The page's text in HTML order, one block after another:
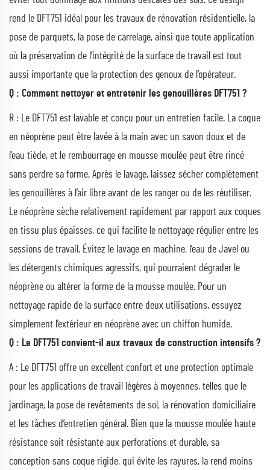
rend le DFT751 idéal pour les travaux de rénovation résidentielle, la
pose de parquets, la pose de carrelage, ainsi que toute application
où la préservation de l’intégrité de la surface de travail est tout
aussi importante que la protection des genoux de l’opérateur.
Q : Comment nettoyer et entretenir les genouillères DFT751 ?
R : Le DFT751 est lavable et conçu pour un entretien facile. La coque
en néoprène peut être lavée à la main avec un savon doux et de
l’eau tiède, et le rembourrage en mousse moulée peut être rincé
sans perdre sa forme. Après le lavage, laissez sécher complètement
les genouillères à l’air libre avant de les ranger ou de les réutiliser.
Le néoprène sèche relativement rapidement par rapport aux coques
en tissu plus épaisses, ce qui facilite le nettoyage régulier entre les
sessions de travail. Évitez le lavage en machine, l’eau de Javel ou
les détergents chimiques agressifs, qui pourraient dégrader le
néoprène ou altérer la forme de la mousse moulée. Pour un
nettoyage rapide de la surface entre deux utilisations, essuyez
simplement l’extérieur en néoprène avec un chiffon humide.
Q : Le DFT751 convient-il aux travaux de construction intensifs ?
A : Le DFT751 offre un excellent confort et une protection optimale
pour les applications de travail légères à moyennes, telles que le
jardinage, la pose de revêtements de sol, la rénovation domiciliaire
et les tâches d’entretien général. Bien que la mousse moulée haute
résistance soit résistante aux perforations et durable, sa
conception sans coque rigide, qui évite les rayures, la rend moins